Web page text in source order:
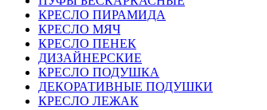
КРЕСЛО ПИРАМИДА
КРЕСЛО МЯЧ
КРЕСЛО ПЕНЕК
ДИЗАЙНЕРСКИЕ
КРЕСЛО ПОДУШКА
ДЕКОРАТИВНЫЕ ПОДУШКИ
КРЕСЛО ЛЕЖАК